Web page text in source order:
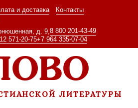
и доставка
Контакты
д. 9, 8 800 201-43-49
571-20-75+7 964 335-07-04
ЛИТЕРАТУРЫ